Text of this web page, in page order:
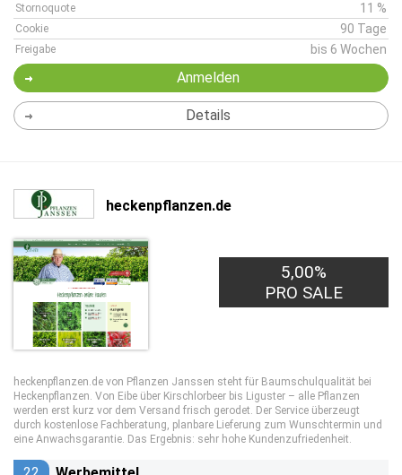
Stornoquote 11 %
Cookie 90 Tage
Freigabe bis 6 Wochen
Anmelden
Details
heckenpflanzen.de
5,00%
PRO SALE
heckenpflanzen.de von Pflanzen Janssen steht für Baumschulqualität bei
Heckenpflanzen. Von Eibe über Kirschlorbeer bis Liguster – alle Pflanzen
werden erst kurz vor dem Versand frisch gerodet. Der Service überzeugt
durch kostenlose Fachberatung, planbare Lieferung zum Wunschtermin und
eine Anwachsgarantie. Das Ergebnis: sehr hohe Kundenzufriedenheit.